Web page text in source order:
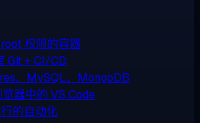
权限的容器
Git + CI/CD
、MySQL、MongoDB
览器中的 VS Code
的自动化